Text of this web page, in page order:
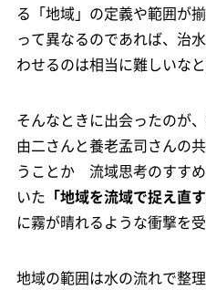
る「地域」の定義や範囲が
って異なるのであれば、治
わせるのは相当に難しいな
そんなときに出会ったのが
由二さんと養老孟司さんの
うことか 流域思考のすす
いた 「地域を流域で捉え直す
に霧が晴れるような衝撃を受
地域の範囲は水の流れで整